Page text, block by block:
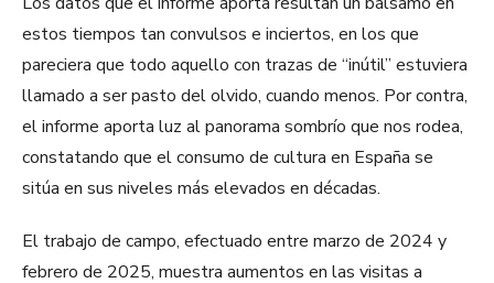
estos tiempos tan convulsos e inciertos, en los que
pareciera que todo aquello con trazas de “inútil” estuviera
llamado a ser pasto del olvido, cuando menos. Por contra,
el informe aporta luz al panorama sombrío que nos rodea,
constatando que el consumo de cultura en España se
sitúa en sus niveles más elevados en décadas.
El trabajo de campo, efectuado entre marzo de 2024 y
febrero de 2025, muestra aumentos en las visitas a